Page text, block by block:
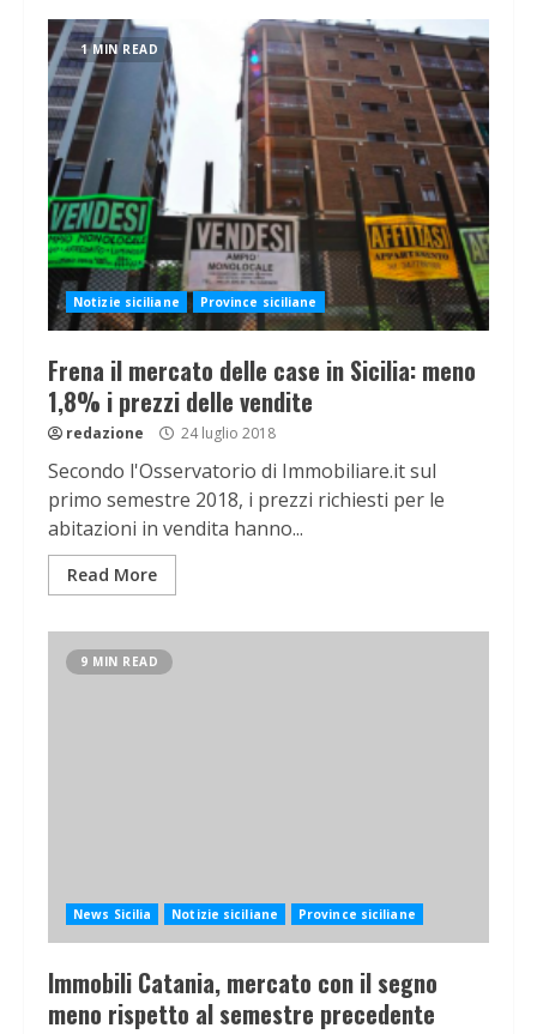
1 MIN READ
Notizie siciliane Province siciliane
Frena il mercato delle case in Sicilia: meno
1,8% i prezzi delle vendite
redazione 24 luglio 2018
Secondo l'Osservatorio di Immobiliare.it sul
primo semestre 2018, i prezzi richiesti per le
abitazioni in vendita hanno...
Read More
9 MIN READ
News Sicilia Notizie siciliane Province siciliane
Immobili Catania, mercato con il segno
meno rispetto al semestre precedente